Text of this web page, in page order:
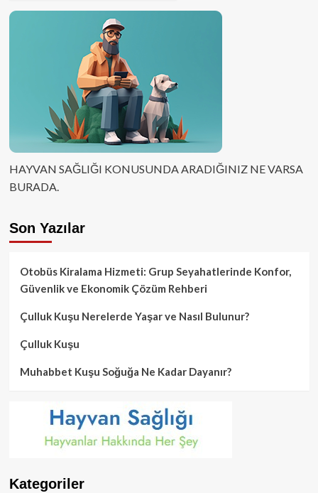
HAYVAN SAĞLIĞI KONUSUNDA ARADIĞINIZ NE VARSA
BURADA.
Son Yazılar
Otobüs Kiralama Hizmeti: Grup Seyahatlerinde Konfor,
Güvenlik ve Ekonomik Çözüm Rehberi
Çulluk Kuşu Nerelerde Yaşar ve Nasıl Bulunur?
Çulluk Kuşu
Muhabbet Kuşu Soğuğa Ne Kadar Dayanır?
Kategoriler